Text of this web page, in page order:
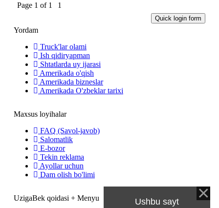
Page 1 of 1 1
Yordam
Truck'lar olami
Ish qidiryapman
Shtatlarda uy ijarasi
Amerikada o'qish
Amerikada bizneslar
Amerikada O'zbeklar tarixi
Maxsus loyihalar
FAQ (Savol-javob)
Salomatlik
E-bozor
Tekin reklama
Ayollar uchun
Dam olish bo'limi
UzigaBek qoidasi + Menyu
Ushbu sayt